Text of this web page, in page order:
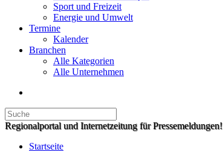
Sport und Freizeit
Energie und Umwelt
Termine
Kalender
Branchen
Alle Kategorien
Alle Unternehmen
Regionalportal und Internetzeitung für Pressemeldungen!
Startseite